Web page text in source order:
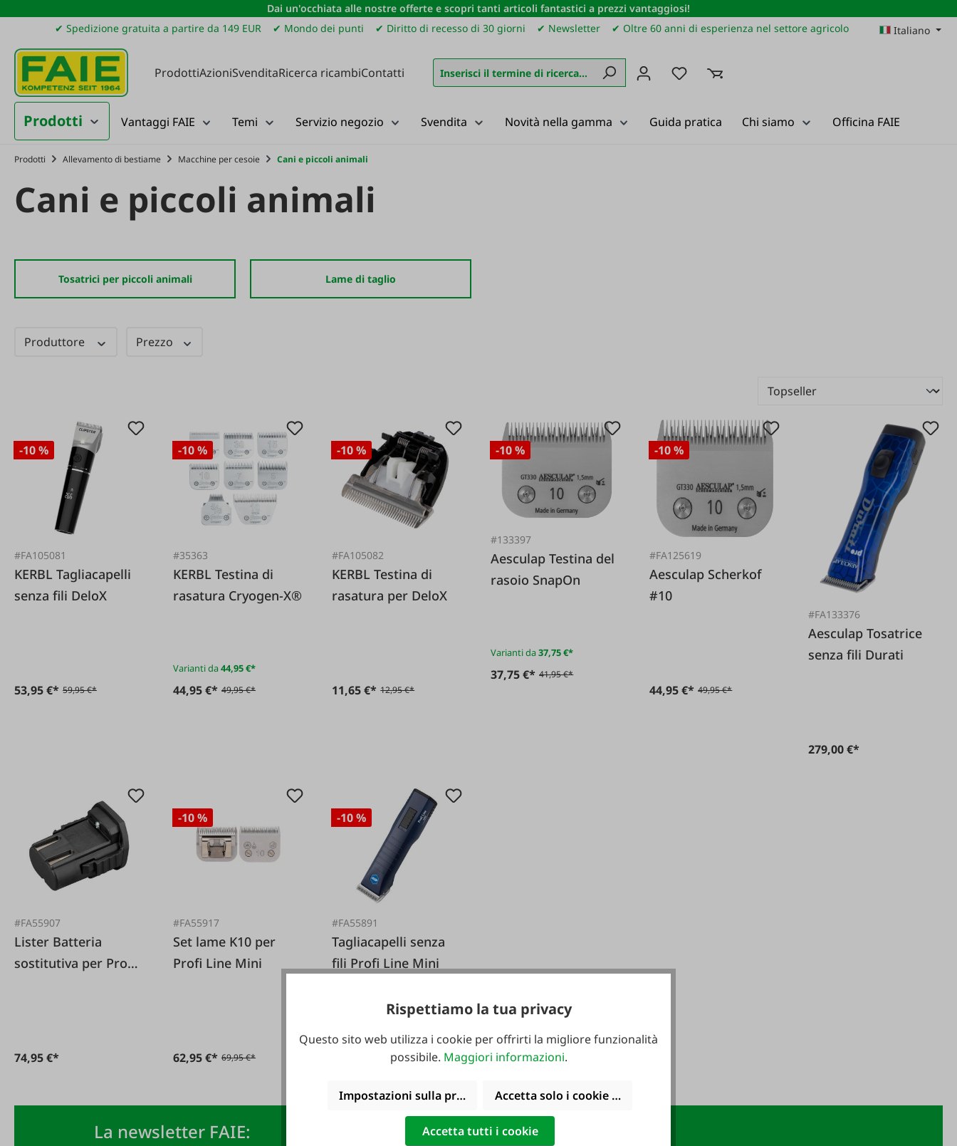
al contenuto principale
Salta alla ricerca
Passa alla navigazione principale
Dai un'occhiata alle nostre offerte e scopri tanti articoli fantastici a prezzi vantaggiosi!
✔ Spedizione gratuita a partire da 149 EUR
✔ Mondo dei punti ✔ Diritto di recesso di 30 giorni ✔ Newsletter ✔ Oltre 60 anni di esperienza nel settore agricolo Italiano
ProdottiAzioniSvenditaRicerca ricambiContatti Hai 0 articoli nella lista dei desideri
Prodotti Vantaggi FAIE Temi Servizio negozio Svendita Novità nella gamma Guida pratica Chi siamo Officina FAIE
Prodotti Allevamento di bestiame Macchine per cesoie Cani e piccoli animali
Cani e piccoli animali
Tosatrici per piccoli animali Lame di taglio
Produttore Prezzo
-10 %
#FA105081
KERBL Tagliacapelli
senza fili DeloX
53,95 €* 59,95 €*
-10 %
#35363
KERBL Testina di
rasatura Cryogen-X®
Varianti da44,95 €*
44,95 €* 49,95 €*
-10 %
#FA105082
KERBL Testina di
rasatura per DeloX
11,65 €* 12,95 €*
-10 %
#133397
Aesculap Testina del
rasoio SnapOn
Varianti da37,75 €*
37,75 €* 41,95 €*
-10 %
#FA125619
Aesculap Scherkof
#10
44,95 €* 49,95 €*
#FA133376
Aesculap Tosatrice
senza fili Durati
279,00 €*
#FA55907
Lister Batteria
sostitutiva per Profi
74,95 €*
-10 %
#FA55917
Set lame K10 per
Profi Line Mini
62,95 €* 69,95 €*
-10 %
#FA55891
Tagliacapelli senza
fili Profi Line Mini
349,00 €*
La newsletter FAIE:
Rispettiamo la tua privacy
Questo sito web utilizza i cookie per offrirti la migliore funzionalità
possibile. Maggiori informazioni.
Impostazioni sulla privacy Accetta solo i cookie funzionali
Accetta tutti i cookie